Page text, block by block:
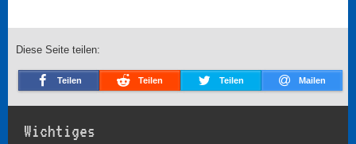
Diese Seite teilen:
Teilen Teilen Teilen Mailen
Wichtiges